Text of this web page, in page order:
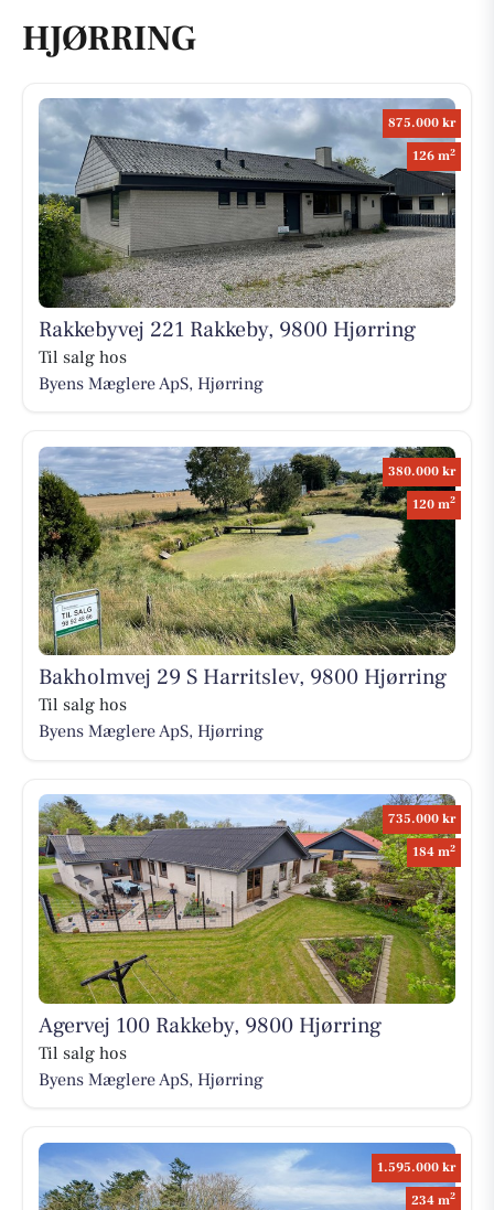
HJØRRING
875.000 kr
126 m2
Rakkebyvej 221 Rakkeby, 9800 Hjørring
Til salg hos
Byens Mæglere ApS, Hjørring
380.000 kr
120 m2
Bakholmvej 29 S Harritslev, 9800 Hjørring
Til salg hos
Byens Mæglere ApS, Hjørring
735.000 kr
184 m2
Agervej 100 Rakkeby, 9800 Hjørring
Til salg hos
Byens Mæglere ApS, Hjørring
1.595.000 kr
234 m2